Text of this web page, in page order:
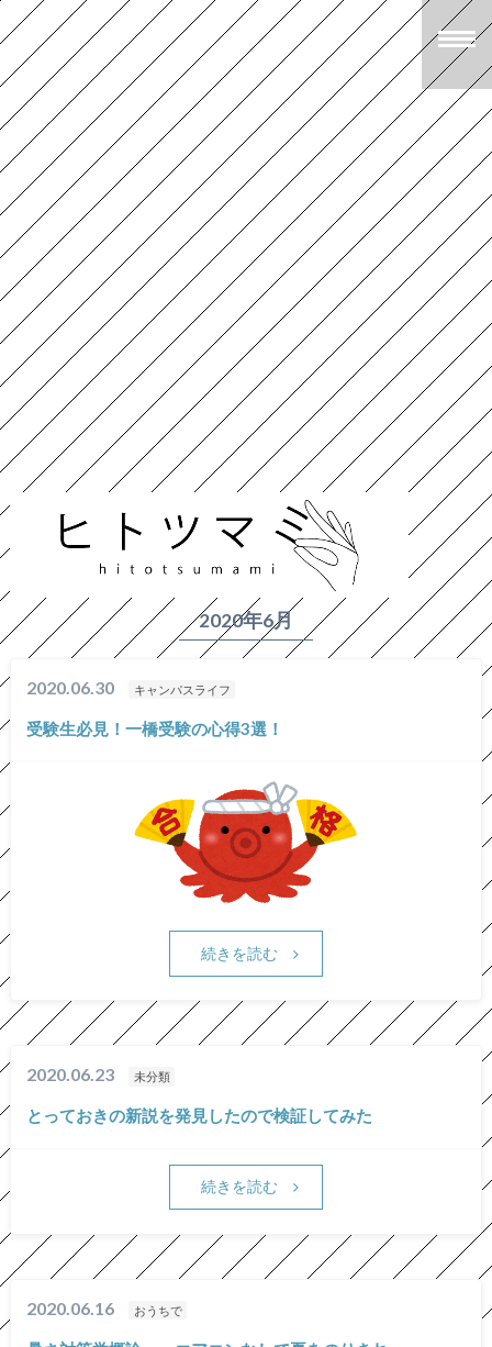
2020年 6月
2020年6月
2020.06.30 キャンパスライフ
受験生必見！一橋受験の心得3選！
続きを読む
2020.06.23 未分類
とっておきの新説を発見したので検証してみた
続きを読む
2020.06.16 おうちで